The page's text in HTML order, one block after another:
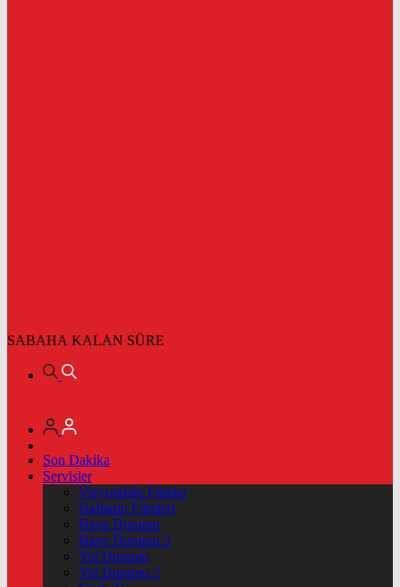
SABAHA KALAN SÜRE
Son Dakika
Servisler
Vizyondaki Filmler
Haftanin Filmleri
Hava Durumu
Hava Durumu 2
Yol Durumu
Yol Durumu 2